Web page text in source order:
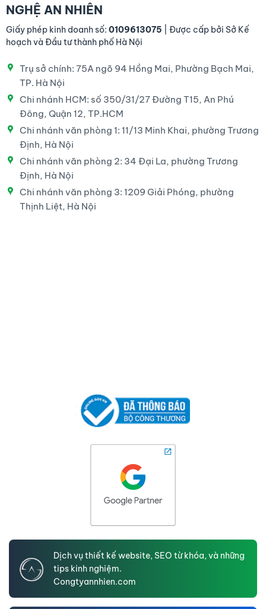
NGHỆ AN NHIÊN
Giấy phép kinh doanh số: 0109613075 | Được cấp bởi Sở Kế
hoạch và Đầu tư thành phố Hà Nội
Trụ sở chính: 75A ngõ 94 Hồng Mai, Phường Bạch Mai,
TP. Hà Nội
Chi nhánh HCM: số 350/31/27 Đường T15, An Phú
Đông, Quận 12, TP.HCM
Chi nhánh văn phòng 1: 11/13 Minh Khai, phường Trương
Định, Hà Nội
Chi nhánh văn phòng 2: 34 Đại La, phường Trương
Định, Hà Nội
Chi nhánh văn phòng 3: 1209 Giải Phóng, phường
Thịnh Liệt, Hà Nội
Dịch vụ thiết kế website, SEO từ khóa, và những
tips kinh nghiệm.
Congtyannhien.com